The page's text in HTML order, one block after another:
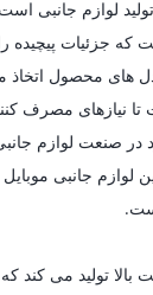
لوازم جانبی
که جزئیات پیچیده
نیازهای مصرف
در صنعت لوازم
لوازم جانبی
بالا تولید می کند